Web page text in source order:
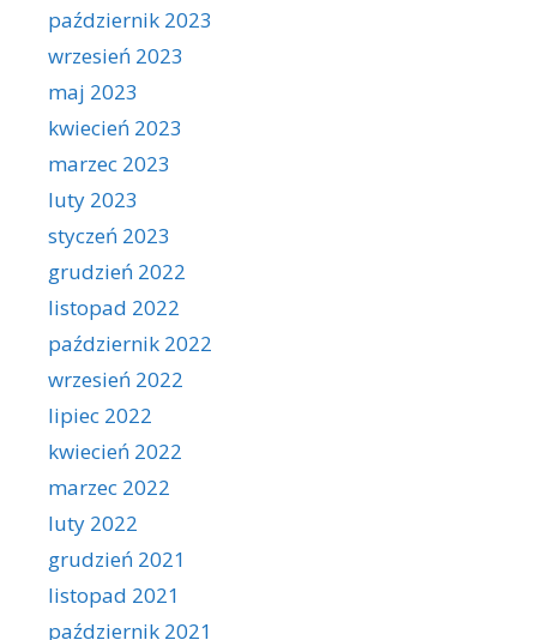
październik 2023
wrzesień 2023
maj 2023
kwiecień 2023
marzec 2023
luty 2023
styczeń 2023
grudzień 2022
listopad 2022
październik 2022
wrzesień 2022
lipiec 2022
kwiecień 2022
marzec 2022
luty 2022
grudzień 2021
listopad 2021
październik 2021